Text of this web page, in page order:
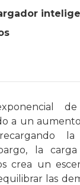
a un
la
la
crea un
las